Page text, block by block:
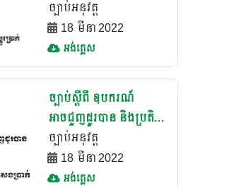
ច្បាប់អនុវត្ត
18 មីនា 2022
អង់គ្លេស
ច្បាប់ស្តីពី ឧបករណ៍
អាចជួញដូរបាន និងប្រតិបត្តិ
ការទូទាត់សងប្រាក់(២០០៥)
ច្បាប់អនុវត្ត
18 មីនា 2022
អង់គ្លេស